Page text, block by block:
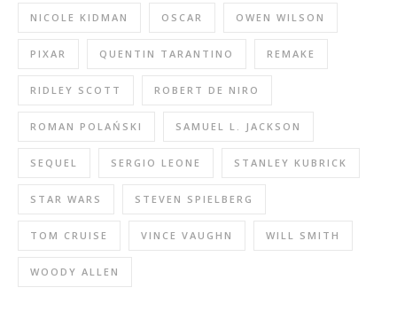
NICOLE KIDMAN OSCAR OWEN WILSON
PIXAR QUENTIN TARANTINO REMAKE
RIDLEY SCOTT ROBERT DE NIRO
ROMAN POLAŃSKI SAMUEL L. JACKSON
SEQUEL SERGIO LEONE STANLEY KUBRICK
STAR WARS STEVEN SPIELBERG
TOM CRUISE VINCE VAUGHN WILL SMITH
WOODY ALLEN